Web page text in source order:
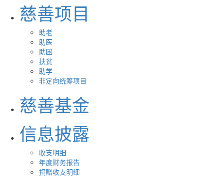
慈善项目
助老
助医
助困
扶贫
助学
非定向统筹项目
慈善基金
信息披露
收支明细
年度财务报告
捐赠收支明细